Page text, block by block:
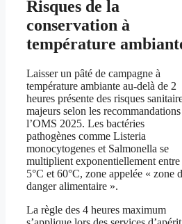
Risques de la
conservation à
température
Laisser un pâté de campagne à
température ambiante au-delà de 2
heures présente des risques
majeurs selon les
l’OMS 2025. Les bactéries
pathogènes comme Listeria
monocytogenes et Salmonella se
multiplient exponentiellement entre
5°C et 60°C, zone appelée « zone
danger alimentaire ».
La règle des 4 heures maximum